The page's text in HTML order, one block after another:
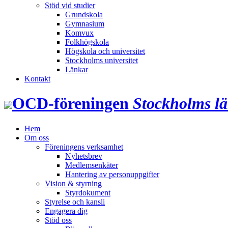
Stöd vid studier
Grundskola
Gymnasium
Komvux
Folkhögskola
Högskola och universitet
Stockholms universitet
Länkar
Kontakt
OCD‑föreningen Stockholms
Hem
Om oss
Föreningens verksamhet
Nyhetsbrev
Medlemsenkäter
Hantering av personuppgifter
Vision & styrning
Styrdokument
Styrelse och kansli
Engagera dig
Stöd oss